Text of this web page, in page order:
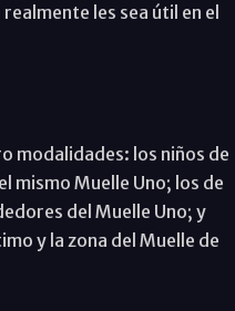
les sea útil en el
modalidades: los niños de
mismo Muelle Uno; los de
del Muelle Uno; y
y la zona del Muelle de